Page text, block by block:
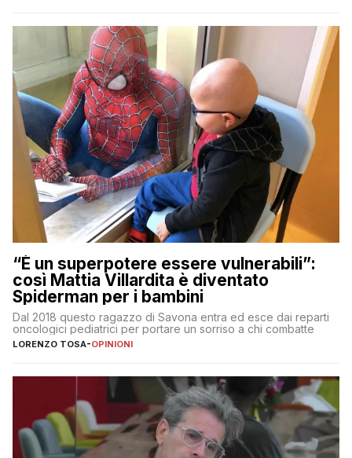
“È un superpotere essere vulnerabili”:
così Mattia Villardita è diventato
Spiderman per i bambini
Dal 2018 questo ragazzo di Savona entra ed esce dai reparti
oncologici pediatrici per portare un sorriso a chi combatte
LORENZO TOSA-OPINIONI